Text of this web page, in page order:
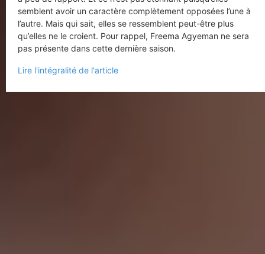
semblent avoir un caractère complètement opposées l’une à
l’autre. Mais qui sait, elles se ressemblent peut-être plus
qu’elles ne le croient. Pour rappel, Freema Agyeman ne sera
pas présente dans cette dernière saison.
Lire l'intégralité de l'article